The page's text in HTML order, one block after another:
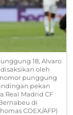
18, Alvaro
oleh
punggung
pekan
Real Madrid CF
di
COEX/AFP)